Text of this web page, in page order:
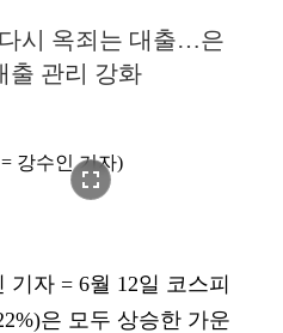
시 옥죄는 대출…은
출 관리 강화
fullscreen
기자 = 6월 12일 코스피
은 모두 상승한 가운